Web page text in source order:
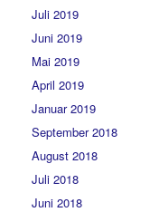
Juli 2019
Juni 2019
Mai 2019
April 2019
Januar 2019
September 2018
August 2018
Juli 2018
Juni 2018